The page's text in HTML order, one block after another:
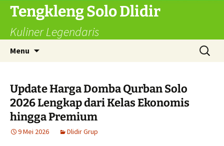
Langsung
Tengkleng Solo Dlidir
Kuliner Legendaris
Menu
Cari
untuk:
Update Harga Domba Qurban Solo
2026 Lengkap dari Kelas Ekonomis
hingga Premium
9 Mei 2026 Dlidir Grup